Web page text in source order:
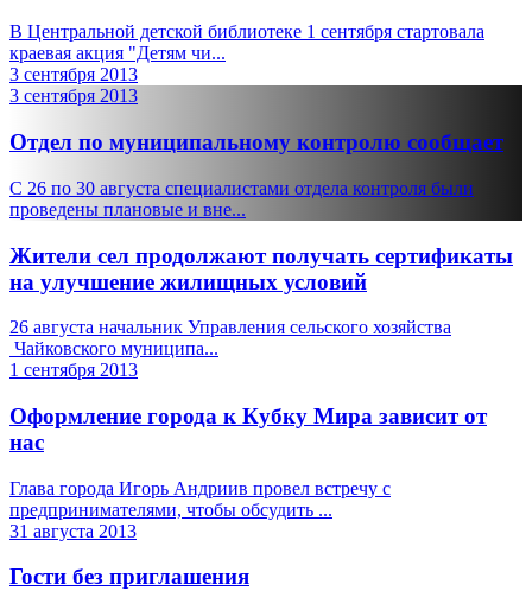
В Центральной детской библиотеке 1 сентября стартовала
краевая акция "Детям чи...
3 сентября 2013
3 сентября 2013
Отдел по муниципальному контролю сообщает
С 26 по 30 августа специалистами отдела контроля были
проведены плановые и вне...
Жители сел продолжают получать сертификаты
на улучшение жилищных условий
26 августа начальник Управления сельского хозяйства
Чайковского муниципа...
1 сентября 2013
Оформление города к Кубку Мира зависит от
нас
Глава города Игорь Андриив провел встречу с
предпринимателями, чтобы обсудить ...
31 августа 2013
Гости без приглашения